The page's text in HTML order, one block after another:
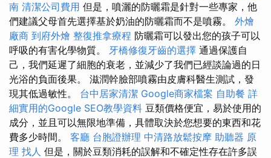
南 清潔公司費用 但是，噴灑的防曬霜是針對一些專家，他
們建議父母首先選擇基於奶油的防曬霜而不是噴霧。 外燴
廠商 到府外燴 整復推拿療程 防曬霜可以發出您的孩子可以
呼吸的有害化學物質。 牙橋修復牙齒的選擇 通過保護自
己，我們延遲了細胞的衰老，並減少了我們已經談論過的日
光浴的負面後果。 滋潤幹臉部噴霧由皮膚科醫生測試，發
現其低過敏性。 台中居家清潔 Google商家檔案 自助餐 詳
細實用的Google SEO教學資料 豆類價格便宜，易於使用的
成分，並且可以無限地準備，具體取決於您想要的東西和花
費多少時間。 客廳 台胞證辦理 中清路放鬆按摩 助聽器 原
理 找人 但是，關於豆類消耗的誤解和不確定性存在許多誤